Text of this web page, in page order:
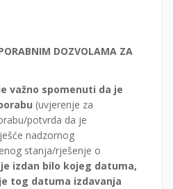
DOZVOLAMA ZA
važno spomenuti da je
(uvjerenje za
potvrda da je
nadzornog
stanja/rješenje o
izdan bilo kojeg datuma,
tog datuma izdavanja